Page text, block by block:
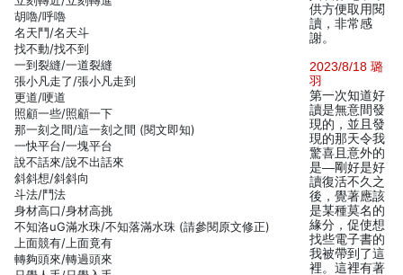
胡嚕/呼嚕
名天鬥/名天斗
找不動/找不到
一到裂縫/一道裂縫
張小凡走了/張小凡走到
更道/哽道
照顧一些/照顧一下
那一刻之間/這一刻之間 (閱文即知)
一快平台/一塊平台
說不話來/說不出話來
斜斜想/斜斜向
斗法/鬥法
身材高口/身材高挑
不知洛uG滿水珠/不知落滿水珠 (請參閱原文修正)
上面競有/上面竟有
轉夠頭來/轉過頭來
供方便取用閱
讀，非常感
謝。
2023/8/18 璐
羽
第一次知道好
讀是無意間發
現的，並且發
現的那天令我
驚喜且意外的
是—剛好是好
讀復活不久之
後，覺著應該
是某種莫名的
緣分，促使想
找些電子書的
我被帶到了這
裡。這裡有著